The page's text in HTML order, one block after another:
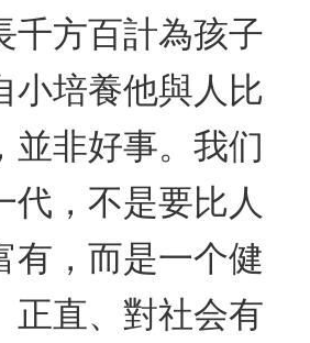
千方百計為孩子
小培養他與人比
並非好事。我们
代，不是要比人
有，而是一个健
正直、對社会有